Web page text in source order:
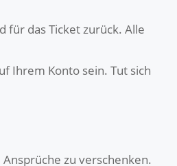
für das Ticket zurück. Alle
Ihrem Konto sein. Tut sich
zu verschenken.